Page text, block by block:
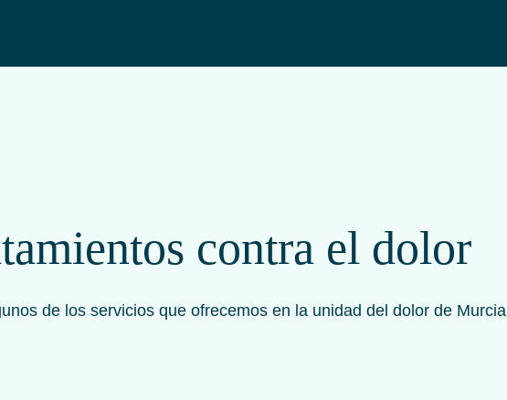
contra el dolor
de los servicios que ofrecemos en la unidad del dolor de Murcia